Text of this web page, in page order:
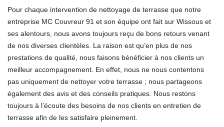
Pour chaque intervention de nettoyage de terrasse que notre
entreprise MC Couvreur 91 et son équipe ont fait sur Wissous et
ses alentours, nous avons toujours reçu de bons retours venant
de nos diverses clientèles. La raison est qu’en plus de nos
prestations de qualité, nous faisons bénéficier à nos clients un
meilleur accompagnement. En effet, nous ne nous contentons
pas uniquement de nettoyer votre terrasse ; nous partageons
également des avis et des conseils pratiques. Nous restons
toujours à l’écoute des besoins de nos clients en entretien de
terrasse afin de les satisfaire pleinement.